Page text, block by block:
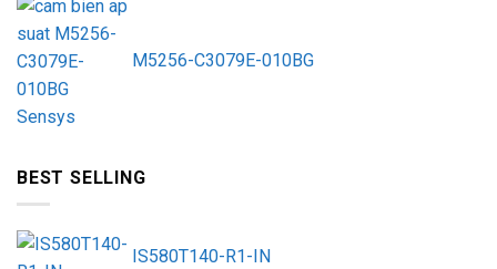
M5256-C3079E-010BG
BEST SELLING
IS580T140-R1-IN